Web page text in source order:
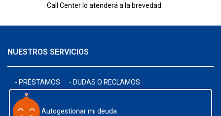
Call Center lo atenderá a la brevedad
NUESTROS SERVICIOS
- PRÉSTAMOS - DUDAS O RECLAMOS
Autogestionar mi deuda